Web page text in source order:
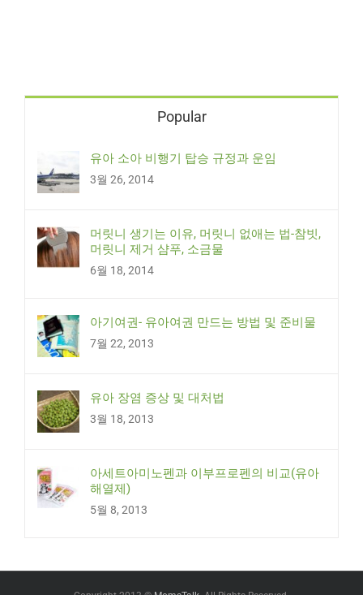
Popular
유아 소아 비행기 탑승 규정과 운임
3월 26, 2014
머릿니 생기는 이유, 머릿니 없애는 법-참빗,
머릿니 제거 샴푸, 소금물
6월 18, 2014
아기여권- 유아여권 만드는 방법 및 준비물
7월 22, 2013
유아 장염 증상 및 대처법
3월 18, 2013
아세트아미노펜과 이부프로펜의 비교(유아
해열제)
5월 8, 2013